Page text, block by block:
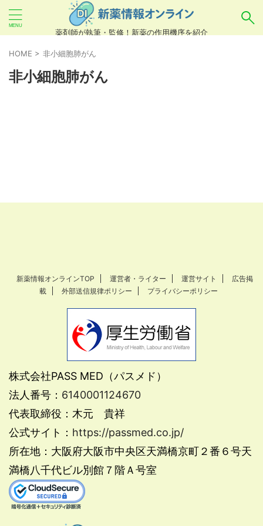
薬剤師が執筆・監修！新薬の作用機序を紹介
HOME > 非小細胞肺がん
非小細胞肺がん
新薬情報オンラインTOP 運営者・ライター 運営サイト
広告掲
載
外部送信規律ポリシー プライバシーポリシー
株式会社PASS MED（パスメド）
法人番号： 6140001124670
代表取締役：木元 貴祥
公式サイト： https://passmed.co.jp/
所在地：大阪府大阪市中央区天満橋京町２番６号天
満橋八千代ビル別館７階Ａ号室